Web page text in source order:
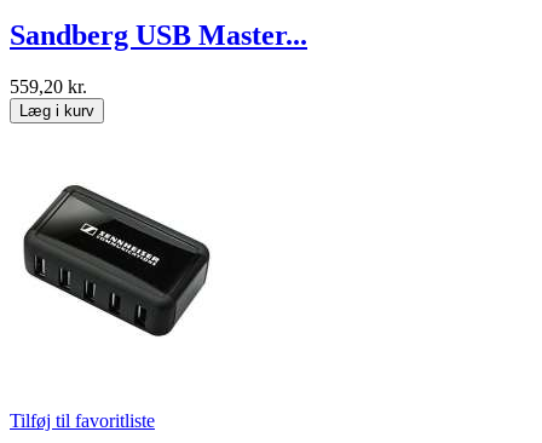
Sandberg USB Master...
559,20 kr.
Læg i kurv
Tilføj til favoritliste